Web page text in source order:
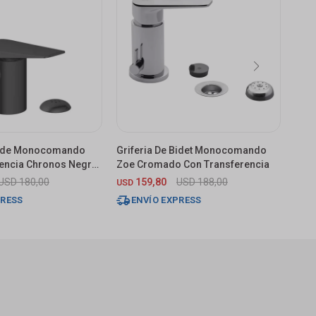
Monocomando
Chronos Negro
180,00
Griferia De Bidet Monocomando
Zoe Cromado Con Transferencia
USD 159,80 USD188,00
ENVÍO EXPRESS